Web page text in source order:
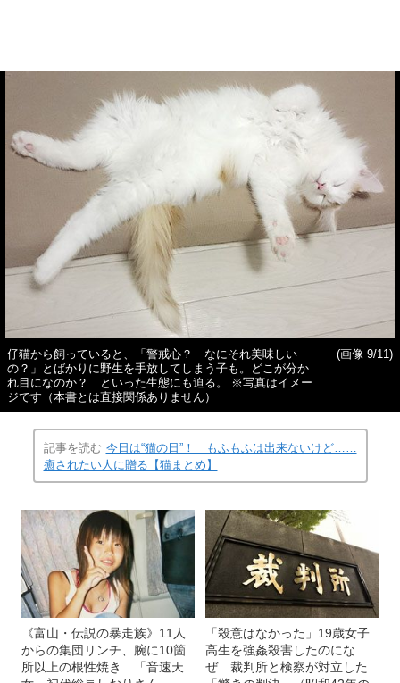
仔猫から飼っていると、「警戒心？ なにそれ美味しい
の？」とばかりに野生を手放してしまう子も。どこが分か
れ目になのか？ といった生態にも迫る。 ※写真はイメー
ジです（本書とは直接関係ありません）
(画像 9/11)
記事を読む 今日は“猫の日”！ もふもふは出来ないけど……
癒されたい人に贈る【猫まとめ】
《富山・伝説の暴走族》11人
からの集団リンチ、腕に10箇
所以上の根性焼き…「音速天
「殺意はなかった」19歳女子
高生を強姦殺害したのにな
ぜ…裁判所と検察が対立した